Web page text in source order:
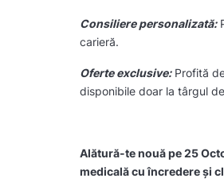
Consiliere personalizată:
carieră.
Oferte exclusive:Profită
disponibile doar la târgul
Alătură-te nouă pe 25
medicală cu încredere și